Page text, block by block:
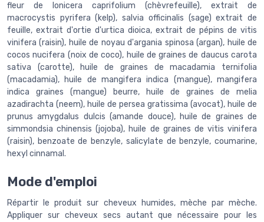
fleur de lonicera caprifolium (chèvrefeuille), extrait de
macrocystis pyrifera (kelp), salvia officinalis (sage) extrait de
feuille, extrait d'ortie d'urtica dioica, extrait de pépins de vitis
vinifera (raisin), huile de noyau d'argania spinosa (argan), huile de
cocos nucifera (noix de coco), huile de graines de daucus carota
sativa (carotte), huile de graines de macadamia ternifolia
(macadamia), huile de mangifera indica (mangue), mangifera
indica graines (mangue) beurre, huile de graines de melia
azadirachta (neem), huile de persea gratissima (avocat), huile de
prunus amygdalus dulcis (amande douce), huile de graines de
simmondsia chinensis (jojoba), huile de graines de vitis vinifera
(raisin), benzoate de benzyle, salicylate de benzyle, coumarine,
hexyl cinnamal.
Mode d'emploi
Répartir le produit sur cheveux humides, mèche par mèche.
Appliquer sur cheveux secs autant que nécessaire pour les